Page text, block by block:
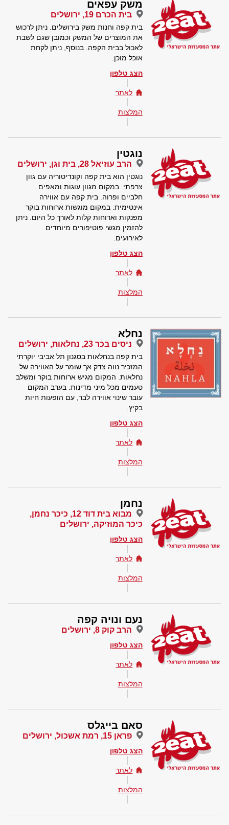
משק עפאים
בית הכרם 19, ירושלים
בית קפה וחנות משק בירושלים. ניתן לרכוש
את המוצרים של המשק וכמובן שגם לשבת
לאכול בבית הקפה. בנוסף, ניתן לקחת
אוכל מוכן.
הצג טלפון
לאתר
המלצות
נוגטין
הרב עוזיאל 28, בית וגן, ירושלים
נוגטין הוא בית קפה וקונדיטוריה עם גוון
צרפתי. במקום מגוון עוגות ומאפים
חלביים ופרוה. בית קפה עם אווירה
אינטימית. במקום מוגשות ארוחות בוקר
מפנקות וארוחות קלות לאורך כל היום. ניתן
להזמין מגשי פוטיפורים מיוחדים
לאירועים.
הצג טלפון
לאתר
המלצות
נחלא
ניסים בכר 23, נחלאות, ירושלים
בית קפה בנחלאות בסגנון תל אביבי יוקרתי
המזכיר נווה צדק אך שומר על האווירה של
נחלאות. המקום מגיש ארוחות בוקר ומשלב
טעמים מכל מיני מדינות. בערב המקום
עובר שינוי אווירה לבר, עם הופעות חיות
בקיץ.
הצג טלפון
לאתר
המלצות
נחמן
מבוא בית דוד 12, כיכר נחמן,
כיכר המוזיקה, ירושלים
הצג טלפון
לאתר
המלצות
נעם ונויה קפה
הרב קוק 8, ירושלים
הצג טלפון
לאתר
המלצות
סאם בייגלס
פראן 15, רמת אשכול, ירושלים
הצג טלפון
לאתר
המלצות